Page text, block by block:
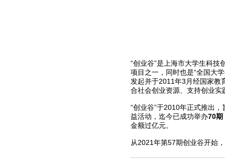
“创业谷”是上海市大学生科技
项目之一，同时也是“全国大
发起并于2011年3月经国家教
合社会创业资源、支持创业实
“创业谷”于2010年正式推出
益活动，迄今已成功举办70期
金额过亿元。
从2021年第57期创业谷开始